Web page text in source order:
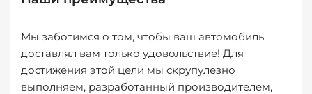
Мы заботимся о том, чтобы ваш автомобиль
доставлял вам только удовольствие! Для
достижения этой цели мы скрупулезно
выполняем, разработанный производителем,